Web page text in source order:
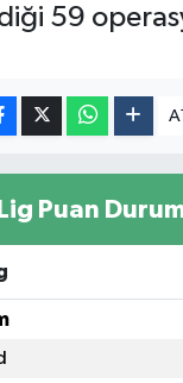
59
A-
Puan